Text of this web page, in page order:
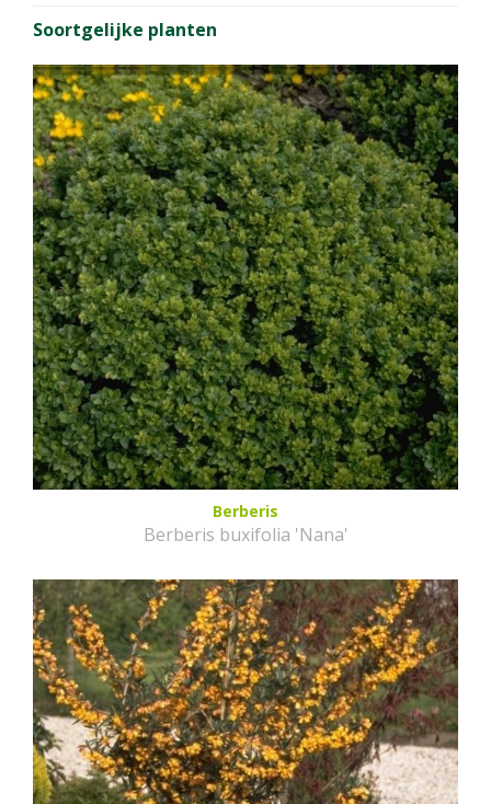
Soortgelijke planten
Berberis
Berberis buxifolia 'Nana'